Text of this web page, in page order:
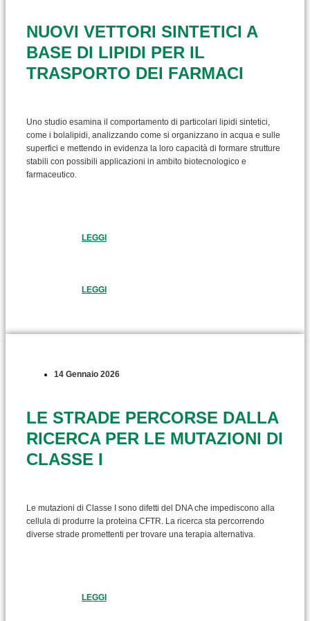
NUOVI VETTORI SINTETICI A
BASE DI LIPIDI PER IL
TRASPORTO DEI FARMACI
Uno studio esamina il comportamento di particolari lipidi sintetici,
come i bolalipidi, analizzando come si organizzano in acqua e sulle
superfici e mettendo in evidenza la loro capacità di formare strutture
stabili con possibili applicazioni in ambito biotecnologico e
farmaceutico.
LEGGI
LEGGI
14 Gennaio 2026
LE STRADE PERCORSE DALLA
RICERCA PER LE MUTAZIONI DI
CLASSE I
Le mutazioni di Classe I sono difetti del DNA che impediscono alla
cellula di produrre la proteina CFTR. La ricerca sta percorrendo
diverse strade promettenti per trovare una terapia alternativa.
LEGGI